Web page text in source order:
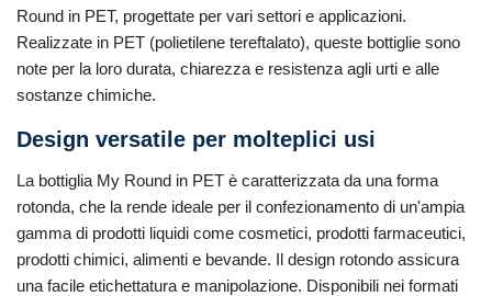
Round in PET, progettate per vari settori e applicazioni.
Realizzate in PET (polietilene tereftalato), queste bottiglie sono
note per la loro durata, chiarezza e resistenza agli urti e alle
sostanze chimiche.
Design versatile per molteplici usi
La bottiglia My Round in PET è caratterizzata da una forma
rotonda, che la rende ideale per il confezionamento di un'ampia
gamma di prodotti liquidi come cosmetici, prodotti farmaceutici,
prodotti chimici, alimenti e bevande. Il design rotondo assicura
una facile etichettatura e manipolazione. Disponibili nei formati